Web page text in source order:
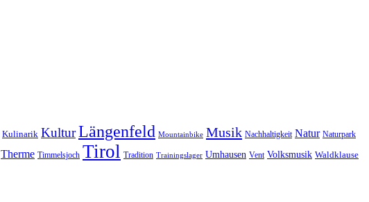
Kulinarik KulturLängenfeld Mountainbike Musik Nachhaltigkeit Natur Naturpark
Therme Timmelsjoch Tirol Tradition Trainingslager Umhausen Vent Volksmusik Waldklause